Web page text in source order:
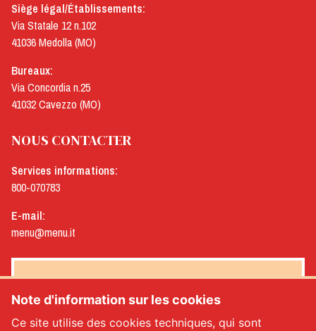
Siège légal/Établissements:
Via Statale 12 n.102
41036 Medolla (MO)
Bureaux:
Via Concordia n.25
41032 Cavezzo (MO)
NOUS CONTACTER
Services informations:
800-070783
E-mail:
menu@menu.it
NEWSLETTER MENÙ
Note d'information sur les cookies
Ce site utilise des cookies techniques, qui sont